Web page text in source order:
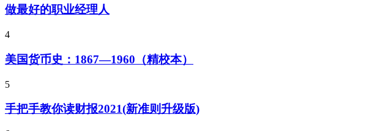
做最好的职业经理人
4
美国货币史：1867—1960（精校本）
5
手把手教你读财报2021(新准则升级版)